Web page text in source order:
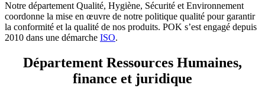
Notre département Qualité, Hygiène, Sécurité et Environnement
coordonne la mise en œuvre de notre politique qualité pour garantir
la conformité et la qualité de nos produits. POK s’est engagé depuis
2010 dans une démarche ISO.
Département Ressources Humaines,
finance et juridique